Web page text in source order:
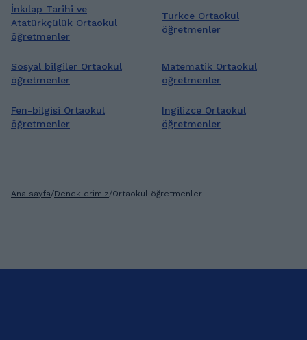
İnkılap Tarihi ve
Atatürkçülük Ortaokul
öğretmenler
Turkce Ortaokul
öğretmenler
Sosyal bilgiler Ortaokul
öğretmenler
Matematik Ortaokul
öğretmenler
Fen-bilgisi Ortaokul
öğretmenler
Ingilizce Ortaokul
öğretmenler
Ana sayfa/Deneklerimiz/Ortaokul öğretmenler